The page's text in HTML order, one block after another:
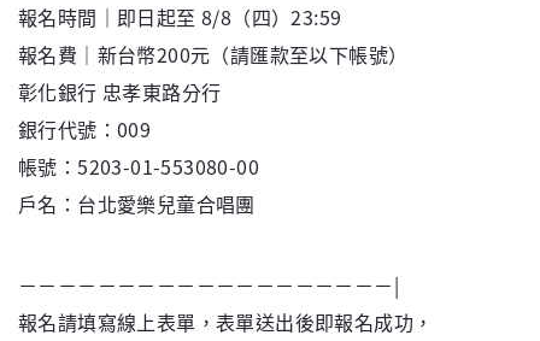
報名時間｜即日起至 8/8（四）23:59
報名費｜新台幣200元（請匯款至以下帳號）
彰化銀行 忠孝東路分行
銀行代號：009
帳號：5203-01-553080-00
戶名：台北愛樂兒童合唱團
－－－－－－－－－－－－－－－－－－－|
報名請填寫線上表單，表單送出後即報名成功，